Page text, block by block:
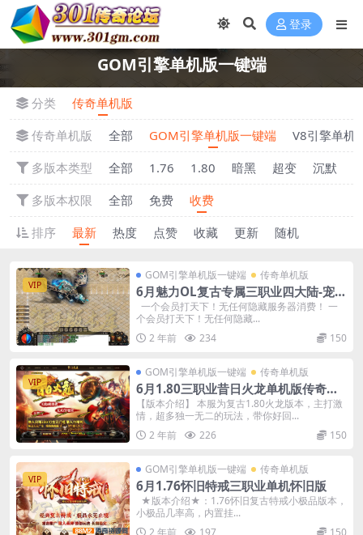
登录
GOM引擎单机版一键端
分类
传奇单机版
传奇单机版
全部 GOM引擎单机版一键端
V8引擎单机
多版本类型
全部 1.76 1.80 暗黑 超变 沉默
多版本权限
全部 免费
收费
排序
最新 热度 点赞 收藏 更新 随机
VIP
GOM引擎单机版一键端 传奇单机版
6月魅力OL复古专属三职业四大陆-宠物
坐骑-复古耐玩-附带GM后台
一个会员打天下！无任何隐藏服务器消费！ 一
个会员打天下！无任何隐藏...
2 年前
234 150
VIP
GOM引擎单机版一键端 传奇单机版
6月1.80三职业昔日火龙单机版传奇装
备上缴-重铸炼化强化-附带GM后台
【版本介绍】 本服为复古1.80火龙版本，主打激
情，超多独一无二的玩法，带你好回...
2 年前
226 150
VIP
GOM引擎单机版一键端 传奇单机版
6月1.76怀旧特戒三职业单机怀旧版
★版本介绍★：1.76怀旧复古特戒小极品版本，
小极品几率高，内置挂...
2 年前
197 150